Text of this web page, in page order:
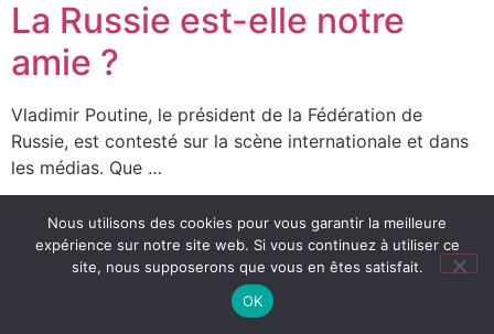
La Russie est-elle notre
amie ?
Vladimir Poutine, le président de la Fédération de
Russie, est contesté sur la scène internationale et dans
les médias. Que …
Tous droits réservés | Webdesign : lucieconteville.com
Nous utilisons des cookies pour vous garantir la meilleure
expérience sur notre site web. Si vous continuez à utiliser ce
site, nous supposerons que vous en êtes satisfait.
OK